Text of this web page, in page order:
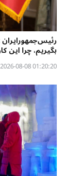
بگیریم، چرا این
01:20:20 2026-08-08